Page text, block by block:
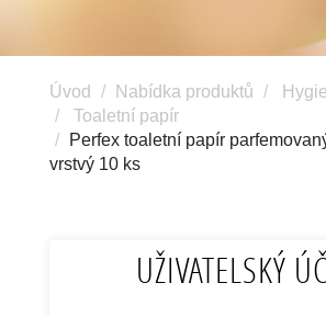
Úvod Nabídka produktů
Toaletní papír
Perfex toaletní papír
vrstvý 10 ks
UŽIVATELSKÝ